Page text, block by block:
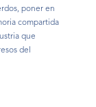
poner en
compartida
que
del